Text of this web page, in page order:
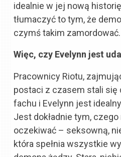
idealnie w jej nową
tłumaczyć to tym, że
czymś takim zamordować.
Więc, czy Evelynn jest
Pracownicy Riotu,
postaci z czasem stali się
fachu i Evelynn jest
Jest dokładnie tym,
oczekiwać – seksowną,
która spełnia wszystkie